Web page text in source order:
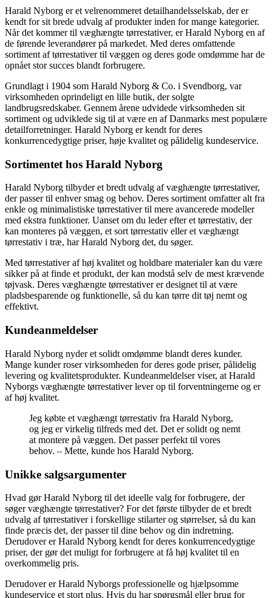
Harald Nyborg er et velrenommeret detailhandelsselskab, der er
kendt for sit brede udvalg af produkter inden for mange kategorier.
Når det kommer til væghængte tørrestativer, er Harald Nyborg en af
de førende leverandører på markedet. Med deres omfattende
sortiment af tørrestativer til væggen og deres gode omdømme har de
opnået stor succes blandt forbrugere.
Grundlagt i 1904 som Harald Nyborg & Co. i Svendborg, var
virksomheden oprindeligt en lille butik, der solgte
landbrugsredskaber. Gennem årene udvidede virksomheden sit
sortiment og udviklede sig til at være en af Danmarks mest populære
detailforretninger. Harald Nyborg er kendt for deres
konkurrencedygtige priser, høje kvalitet og pålidelig kundeservice.
Sortimentet hos Harald Nyborg
Harald Nyborg tilbyder et bredt udvalg af væghængte tørrestativer,
der passer til enhver smag og behov. Deres sortiment omfatter alt fra
enkle og minimalistiske tørrestativer til mere avancerede modeller
med ekstra funktioner. Uanset om du leder efter et tørrestativ, der
kan monteres på væggen, et sort tørrestativ eller et væghængt
tørrestativ i træ, har Harald Nyborg det, du søger.
Med tørrestativer af høj kvalitet og holdbare materialer kan du være
sikker på at finde et produkt, der kan modstå selv de mest krævende
tøjvask. Deres væghængte tørrestativer er designet til at være
pladsbesparende og funktionelle, så du kan tørre dit tøj nemt og
effektivt.
Kundeanmeldelser
Harald Nyborg nyder et solidt omdømme blandt deres kunder.
Mange kunder roser virksomheden for deres gode priser, pålidelig
levering og kvalitetsprodukter. Kundeanmeldelser viser, at Harald
Nyborgs væghængte tørrestativer lever op til forventningerne og er
af høj kvalitet.
Jeg købte et væghængt tørrestativ fra Harald Nyborg,
og jeg er virkelig tilfreds med det. Det er solidt og nemt
at montere på væggen. Det passer perfekt til vores
behov. – Mette, kunde hos Harald Nyborg.
Unikke salgsargumenter
Hvad gør Harald Nyborg til det ideelle valg for forbrugere, der
søger væghængte tørrestativer? For det første tilbyder de et bredt
udvalg af tørrestativer i forskellige stilarter og størrelser, så du kan
finde præcis det, der passer til dine behov og din indretning.
Derudover er Harald Nyborg kendt for deres konkurrencedygtige
priser, der gør det muligt for forbrugere at få høj kvalitet til en
overkommelig pris.
Derudover er Harald Nyborgs professionelle og hjælpsomme
kundeservice et stort plus. Hvis du har spørgsmål eller brug for